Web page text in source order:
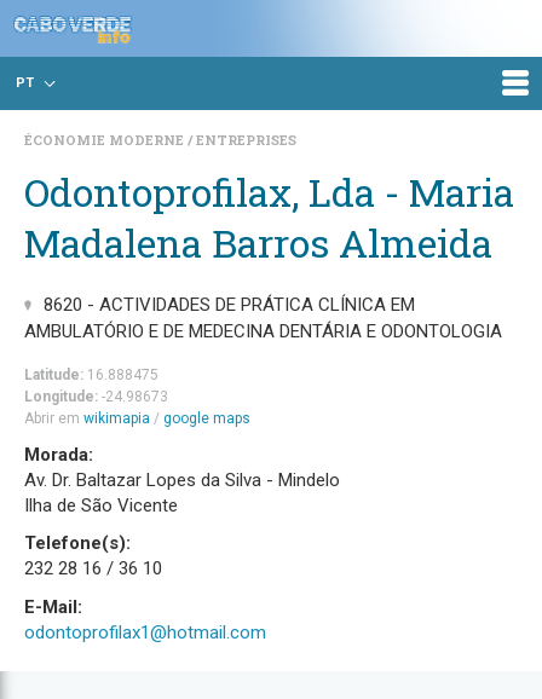
PT
ÉCONOMIE MODERNE ENTREPRISES
Odontoprofilax, Lda - Maria
Madalena Barros Almeida
8620 - ACTIVIDADES DE PRÁTICA CLÍNICA EM
AMBULATÓRIO E DE MEDECINA DENTÁRIA E ODONTOLOGIA
Latitude: 16.888475
Longitude: -24.98673
Abrir em wikimapia / google maps
Morada:
Av. Dr. Baltazar Lopes da Silva - Mindelo
Ilha de São Vicente
Telefone(s):
232 28 16 / 36 10
E-Mail:
odontoprofilax1@hotmail.com